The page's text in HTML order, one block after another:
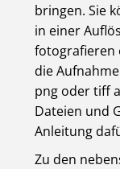
bringen. Sie
in einer
fotografieren
die
png oder tiff
Dateien und
Anleitung
Zu den